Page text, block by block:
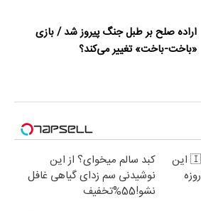
اراده صلح بر طبل جنگ پیروز شد / بازی
«باخت-باخت» تغییر می‌کند؟
برای اولین بار در ایران🇮🇷 این
دکتر کرم ترمیم کننده 23 روزه
کبد سالم میخوای؟ از این
نوشیدنی سم زدای گیاهی غافل
نشو!55%تخفیف